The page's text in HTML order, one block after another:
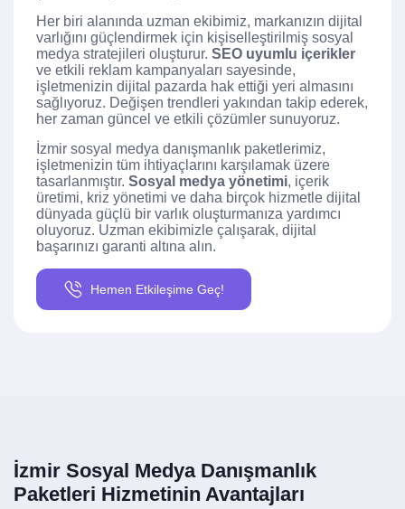
Her biri alanında uzman ekibimiz, markanızın dijital
varlığını güçlendirmek için kişiselleştirilmiş sosyal
medya stratejileri oluşturur. SEO uyumlu içerikler
ve etkili reklam kampanyaları sayesinde,
işletmenizin dijital pazarda hak ettiği yeri almasını
sağlıyoruz. Değişen trendleri yakından takip ederek,
her zaman güncel ve etkili çözümler sunuyoruz.
İzmir sosyal medya danışmanlık paketlerimiz,
işletmenizin tüm ihtiyaçlarını karşılamak üzere
tasarlanmıştır. Sosyal medya yönetimi, içerik
üretimi, kriz yönetimi ve daha birçok hizmetle dijital
dünyada güçlü bir varlık oluşturmanıza yardımcı
oluyoruz. Uzman ekibimizle çalışarak, dijital
başarınızı garanti altına alın.
Hemen Etkileşime Geç!
İzmir Sosyal Medya Danışmanlık
Paketleri Hizmetinin Avantajları